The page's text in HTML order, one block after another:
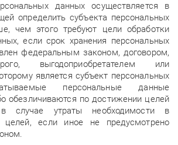
данных осуществляется в
определить субъекта персональных
чем этого требуют цели обработки
если срок хранения персональных
федеральным законом, договором,
выгодоприобретателем или
является субъект персональных
персональные данные
обезличиваются по достижении целей
случае утраты необходимости в
целей, если иное не предусмотрено